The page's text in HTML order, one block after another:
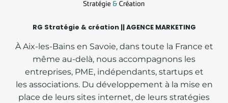
RG Stratégie & création || AGENCE MARKETING
À Aix-les-Bains en Savoie, dans toute la France et
même au-delà, nous accompagnons les
entreprises, PME, indépendants, startups et
les associations. Du développement à la mise en
place de leurs sites internet, de leurs stratégies